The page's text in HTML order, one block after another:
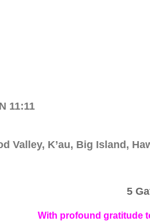
11:11
Valley, K’au, Big Island,
5
With profound gratitude